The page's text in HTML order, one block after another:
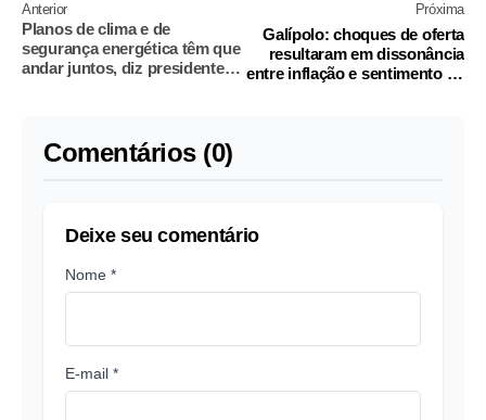
Anterior
Planos de clima e de
segurança energética têm que
andar juntos, diz presidente
Próxima
Galípolo: choques de oferta
resultaram em dissonância
entre inflação e sentimento da
Comentários (0)
Deixe seu comentário
Nome *
E-mail *